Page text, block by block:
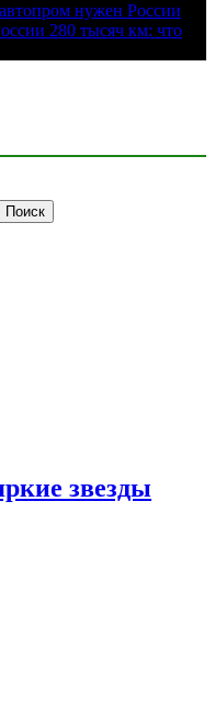
нужен России
280 тысяч км: что
звезды